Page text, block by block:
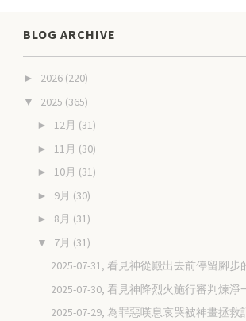
BLOG ARCHIVE
► 2026 (220)
▼ 2025 (365)
► 12月 (31)
► 11月 (30)
► 10月 (31)
► 9月 (30)
► 8月 (31)
▼ 7月 (31)
2025-07-31, 看見神從殿出去前停留腳步
2025-07-30, 看見神降烈火施行審判煉淨
2025-07-29, 為罪惡嘆息哀哭被神畫拯救